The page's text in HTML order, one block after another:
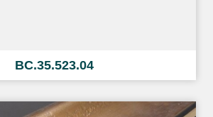
BC.35.523.04